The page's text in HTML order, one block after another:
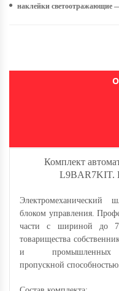
наклейки светоотражающие
Комплект
L9BAR7KIT.
блоком управления.
части с шириной до 7
товарищества
и
пропускной